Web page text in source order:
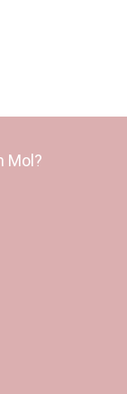
Mol?